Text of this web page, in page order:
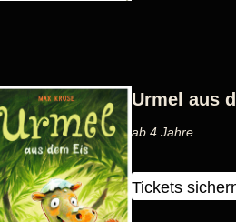
Urmel aus
ab 4 Jahre
Tickets